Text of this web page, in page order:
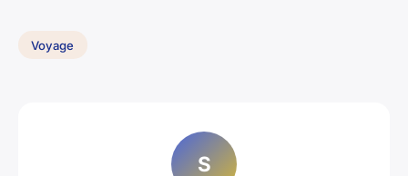
Voyage
S